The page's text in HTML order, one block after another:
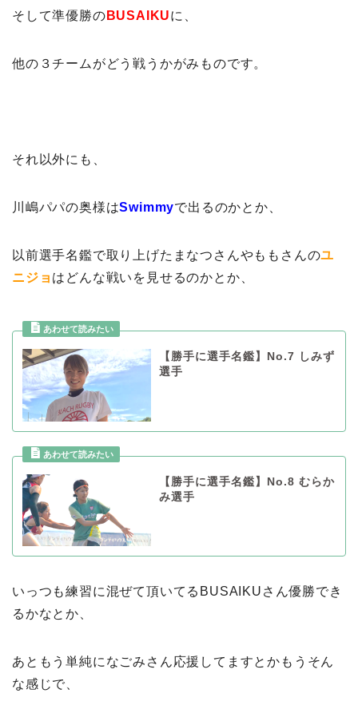
そして準優勝の BUSAIKUに、
他の３チームがどう戦うかがみものです。
それ以外にも、
川嶋パパの奥様はSwimmyで出るのかとか、
以前選手名鑑で取り上げたまなつさんやももさんのユ
ニジョ はどんな戦いを見せるのかとか、
【勝手に選手名鑑】No.7 しみず
選手
【勝手に選手名鑑】No.8 むらか
み選手
いっつも練習に混ぜて頂いてるBUSAIKUさん優勝でき
るかなとか、
あともう単純になごみさん応援してますとかもうそん
な感じで、